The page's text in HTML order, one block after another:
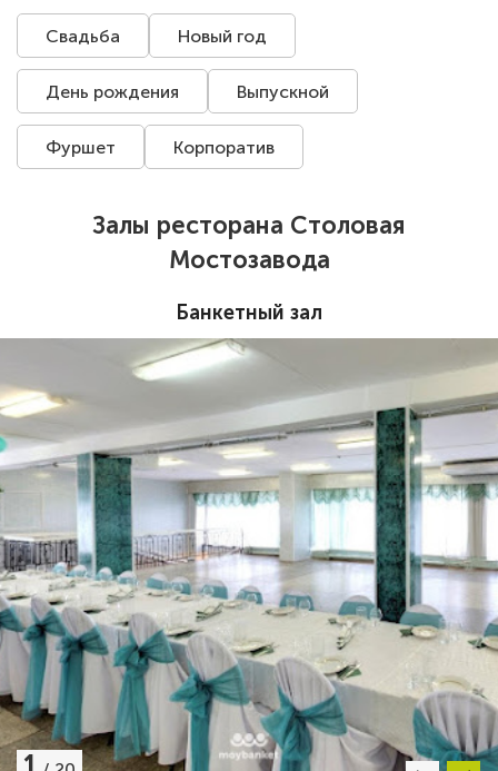
Свадьба Новый год
День рождения Выпускной
Фуршет Корпоратив
Залы ресторана Столовая
Мостозавода
Банкетный зал